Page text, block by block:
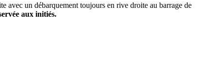
avec un débarquement toujours en rive droite au barrage de
aux initiés.